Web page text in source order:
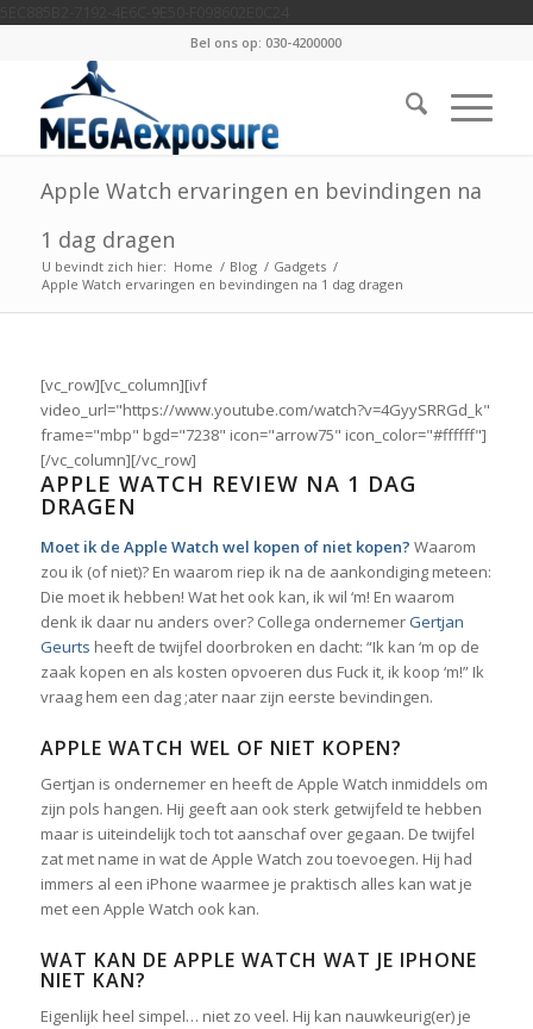
Bel ons op: 030-4200000
Apple Watch ervaringen en bevindingen na
1 dag dragen
U bevindt zich hier: Home / Blog / Gadgets /
Apple Watch ervaringen en bevindingen na 1 dag dragen
[vc_row][vc_column][ivf
video_url="https://www.youtube.com/watch?v=4GyySRRGd_k"
frame="mbp" bgd="7238" icon="arrow75" icon_color="#ffffff"]
[/vc_column][/vc_row]
APPLE WATCH REVIEW NA 1 DAG
DRAGEN
Moet ik de Apple Watch wel kopen of niet kopen? Waarom
zou ik (of niet)? En waarom riep ik na de aankondiging meteen:
Die moet ik hebben! Wat het ook kan, ik wil ‘m! En waarom
denk ik daar nu anders over? Collega ondernemerGertjan
Geurts heeft de twijfel doorbroken en dacht: “Ik kan ‘m op de
zaak kopen en als kosten opvoeren dus Fuck it, ik koop ‘m!” Ik
vraag hem een dag ;ater naar zijn eerste bevindingen.
APPLE WATCH WEL OF NIET KOPEN?
Gertjan is ondernemer en heeft de Apple Watch inmiddels om
zijn pols hangen. Hij geeft aan ook sterk getwijfeld te hebben
maar is uiteindelijk toch tot aanschaf over gegaan. De twijfel
zat met name in wat de Apple Watch zou toevoegen. Hij had
immers al een iPhone waarmee je praktisch alles kan wat je
met een Apple Watch ook kan.
WAT KAN DE APPLE WATCH WAT JE IPHONE
NIET KAN?
Eigenlijk heel simpel… niet zo veel. Hij kan nauwkeurig(er) je